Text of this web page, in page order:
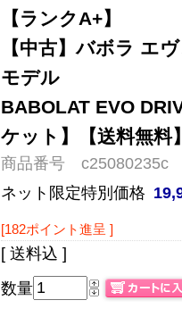
【ランクA+】
【中古】バボラ エ
モデル
BABOLAT EVO
ケット】【送料無料】
商品番号 c25080235c
ネット限定特別価格
[182ポイント進呈 ]
[ 送料込 ]
数量